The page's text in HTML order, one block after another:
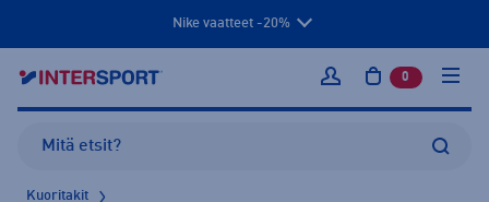
Nike vaatteet -20%
Kirjaudu sisään
0 tuotetta
Kuoritakit